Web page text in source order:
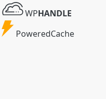
WP
Handle
WPHANDLE
Powered
PoweredCache